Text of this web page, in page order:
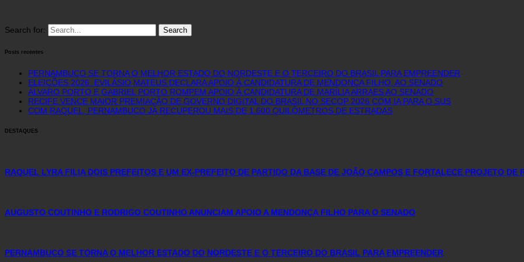
Search for:
Posts recentes
PERNAMBUCO SE TORNA O MELHOR ESTADO DO NORDESTE E O TERCEIRO DO BRASIL PARA EMPREENDER
ELEIÇÕES 2026: EVILÁSIO MATEUS DECLARA APOIO À CANDIDATURA DE MENDONÇA FILHO, AO SENADO
ÁLVARO PORTO E GABRIEL PORTO ROMPEM APOIO À CANDIDATURA DE MARÍLIA ARRAES AO SENADO
RECIFE VENCE MAIOR PREMIAÇÃO DE GOVERNO DIGITAL DO BRASIL NO SECOP 2026 COM IA PARA O SUS
COM RAQUEL, PERNAMBUCO JÁ RECUPEROU MAIS DE 1.600 QUILÔMETROS DE ESTRADAS
DESTAQUES
RAQUEL LYRA FILIA DOIS PREFEITOS E UM EX-PREFEITO DE PARTIDO DA BASE DE JOÃO CAMPOS E FORTALECE PROJETO DE
AUGUSTO COUTINHO E RODRIGO COUTINHO ANUNCIAM APOIO A MENDONÇA FILHO PARA O SENADO
PERNAMBUCO SE TORNA O MELHOR ESTADO DO NORDESTE E O TERCEIRO DO BRASIL PARA EMPREENDER